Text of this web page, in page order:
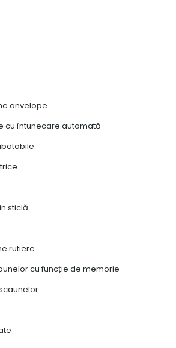
anvelope
cu întunecare automată
sticlă
rutiere
cu funcție de memorie